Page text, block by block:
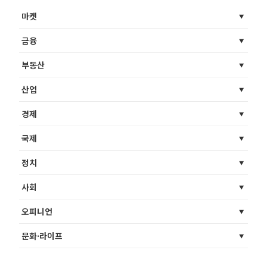
마켓
금융
부동산
산업
경제
국제
정치
사회
오피니언
문화·라이프